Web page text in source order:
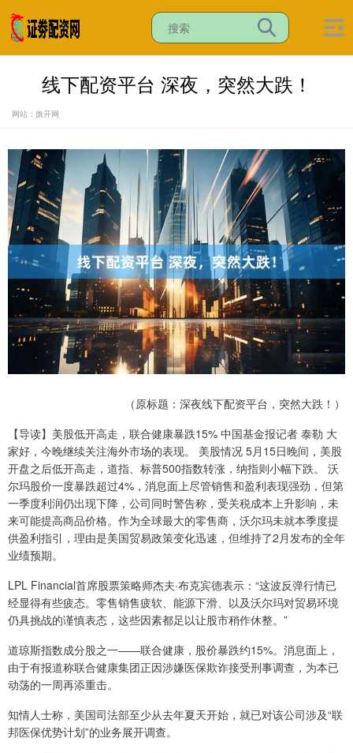
线下配资平台 深夜，突然大跌！
网站：旗开网
（原标题：深夜线下配资平台，突然大跌！）
【导读】美股低开高走，联合健康暴跌15% 中国基金报记者 泰勒 大
家好，今晚继续关注海外市场的表现。 美股情况 5月15日晚间，美股
开盘之后低开高走，道指、标普500指数转涨，纳指则小幅下跌。 沃
尔玛股价一度暴跌超过4%，消息面上尽管销售和盈利表现强劲，但第
一季度利润仍出现下降，公司同时警告称，受关税成本上升影响，未
来可能提高商品价格。作为全球最大的零售商，沃尔玛未就本季度提
供盈利指引，理由是美国贸易政策变化迅速，但维持了2月发布的全年
业绩预期。
LPL Financial首席股票策略师杰夫·布克宾德表示：“这波反弹行情已
经显得有些疲态。零售销售疲软、能源下滑、以及沃尔玛对贸易环境
仍具挑战的谨慎表态，这些因素都足以让股市稍作休整。”
道琼斯指数成分股之一——联合健康，股价暴跌约15%。消息面上，
由于有报道称联合健康集团正因涉嫌医保欺诈接受刑事调查，为本已
动荡的一周再添重击。
知情人士称，美国司法部至少从去年夏天开始，就已对该公司涉及“联
邦医保优势计划”的业务展开调查。